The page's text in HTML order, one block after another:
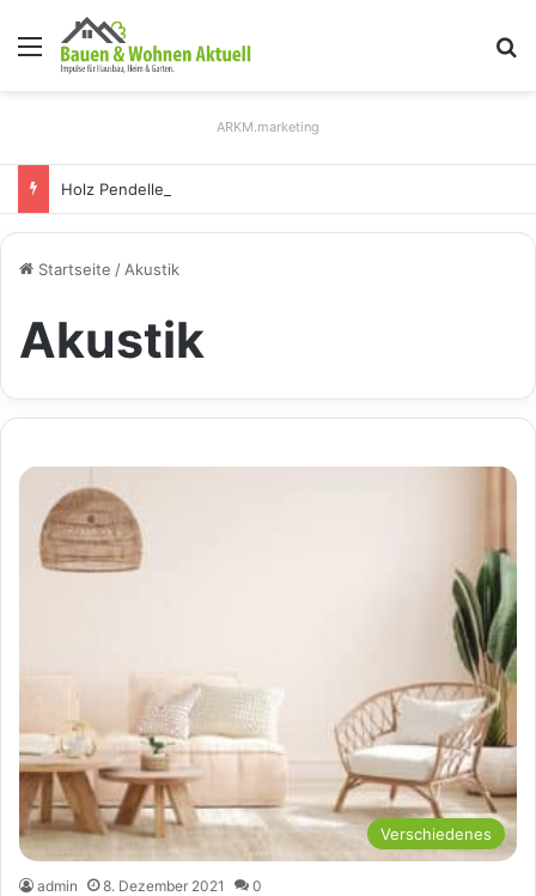
Menü
ARKM.marketing
Startseite / Akustik
Akustik
Verschiedenes
admin 8. Dezember 2021 0